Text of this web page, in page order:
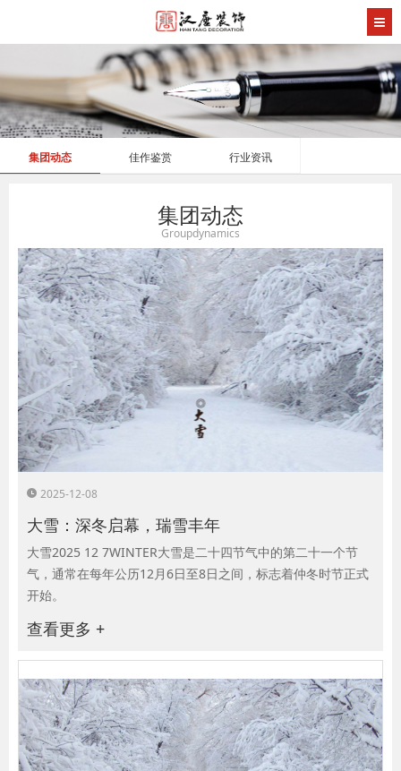
集团动态 佳作鉴赏 行业资讯
集团动态
Groupdynamics
2025-12-08
大雪：深冬启幕，瑞雪丰年
大雪2025 12 7WINTER大雪是二十四节气中的第二十一个节
气，通常在每年公历12月6日至8日之间，标志着仲冬时节正式
开始。
查看更多 +